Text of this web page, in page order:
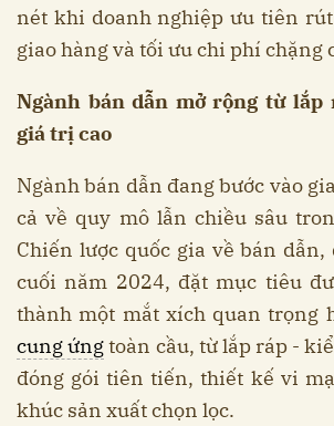
nét khi doanh nghiệp ưu tiên
giao hàng và tối ưu chi phí chặng
Ngành bán dẫn mở rộng từ lắp
giá trị cao
Ngành bán dẫn đang bước vào
cả về quy mô lẫn chiều sâu
Chiến lược quốc gia về bán dẫn,
cuối năm 2024, đặt mục tiêu
thành một mắt xích quan trọng
cung ứngtoàn cầu, từ lắp ráp -
đóng gói tiên tiến, thiết kế vi
khúc sản xuất chọn lọc.